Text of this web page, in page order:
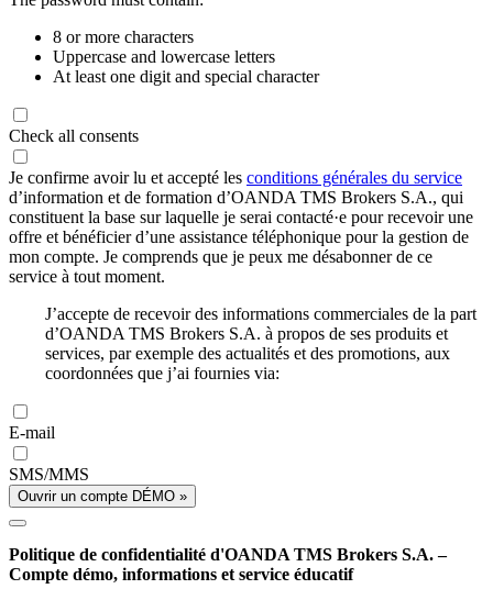
8 or more characters
Uppercase and lowercase letters
At least one digit and special character
Check all consents
Je confirme avoir lu et accepté les conditions générales du service
d’information et de formation d’OANDA TMS Brokers S.A., qui
constituent la base sur laquelle je serai contacté·e pour recevoir une
offre et bénéficier d’une assistance téléphonique pour la gestion de
mon compte. Je comprends que je peux me désabonner de ce
service à tout moment.
J’accepte de recevoir des informations commerciales de la part
d’OANDA TMS Brokers S.A. à propos de ses produits et
services, par exemple des actualités et des promotions, aux
coordonnées que j’ai fournies via:
E-mail
SMS/MMS
Ouvrir un compte DÉMO »
Politique de confidentialité d'OANDA TMS Brokers S.A. –
Compte démo, informations et service éducatif